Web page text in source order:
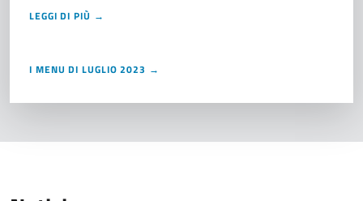
LEGGI DI PIÙ →
I MENU DI LUGLIO 2023 →